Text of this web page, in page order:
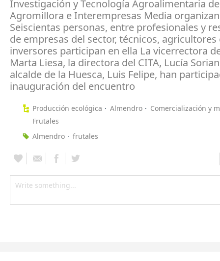
Investigación y Tecnología Agroalimentaria
Agromillora e Interempresas Media
Seiscientas personas, entre profesionales y
de empresas del sector, técnicos, agricultores
inversores participan en ella La vicerrectora
Marta Liesa, la directora del CITA, Lucía
alcalde de la Huesca, Luis Felipe, han
inauguración del encuentro
Producción ecológica Almendro
Comercialización y
Frutales
Almendro
frutales